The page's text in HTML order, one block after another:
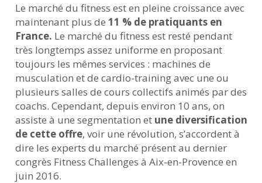
Le marché du fitness est en pleine croissance avec
maintenant plus de 11 % de pratiquants en
France. Le marché du fitness est resté pendant
très longtemps assez uniforme en proposant
toujours les mêmes services : machines de
musculation et de cardio-training avec une ou
plusieurs salles de cours collectifs animés par des
coachs. Cependant, depuis environ 10 ans, on
assiste à une segmentation et une diversification
de cette offre, voir une révolution, s’accordent à
dire les experts du marché présent au dernier
congrès Fitness Challenges à Aix-en-Provence en
juin 2016.